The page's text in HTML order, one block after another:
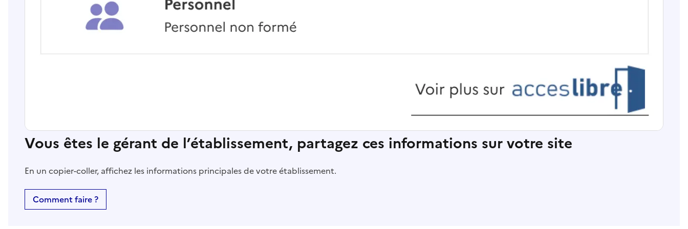
Vous êtes le gérant de l’établissement, partagez ces informations sur votre site
En un copier-coller, affichez les informations principales de votre établissement.
Comment faire ?